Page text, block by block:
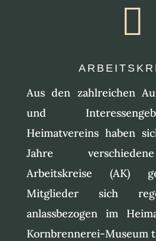

Aus den zahlreichen
und
Heimatvereins haben
Jahre
Arbeitskreise (AK)
Mitglieder sich
anlassbezogen im
Kornbrennerei-Museum